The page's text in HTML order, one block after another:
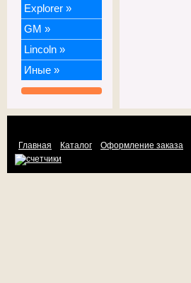
Explorer »
GM »
Lincoln »
Иные »
Главная Каталог Оформление заказа